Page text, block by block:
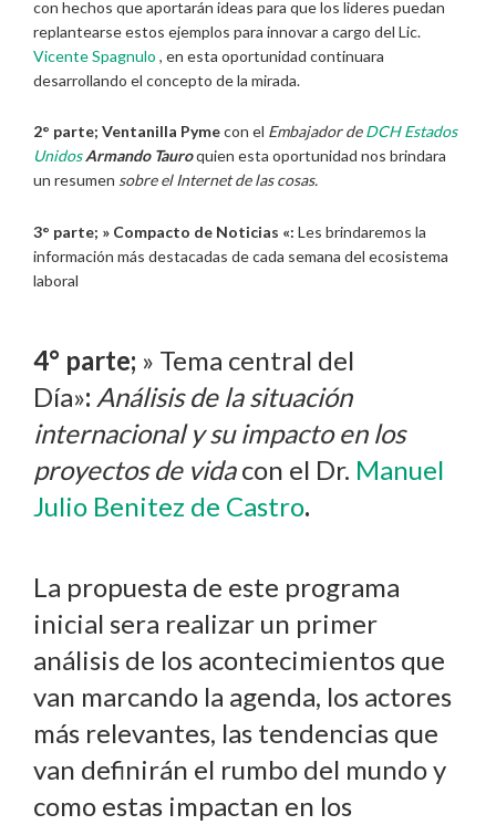
con hechos que aportarán ideas para que los lideres puedan
replantearse estos ejemplos para innovar a cargo del Lic.
Vicente Spagnulo , en esta oportunidad continuara
desarrollando el concepto de la mirada.
2° parte; Ventanilla Pymecon el Embajador deDCH Estados
Unidos Armando Tauroquien esta oportunidad nos brindara
un resumen sobre el Internet de las cosas.
3° parte; » Compacto de Noticias «: Les brindaremos la
información más destacadas de cada semana del ecosistema
laboral
4° parte; » Tema central del
Día»: Análisis de la situación
internacional y su impacto en los
proyectos de vidacon el Dr. Manuel
Julio Benitez de Castro.
La propuesta de este programa
inicial sera realizar un primer
análisis de los acontecimientos que
van marcando la agenda, los actores
más relevantes, las tendencias que
van definirán el rumbo del mundo y
como estas impactan en los